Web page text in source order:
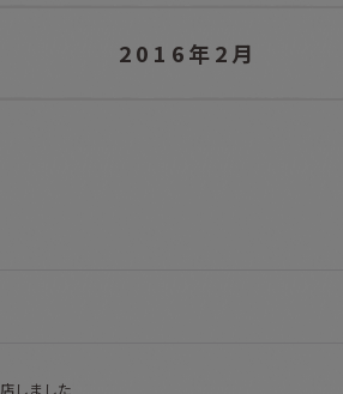
2016年2月
しました